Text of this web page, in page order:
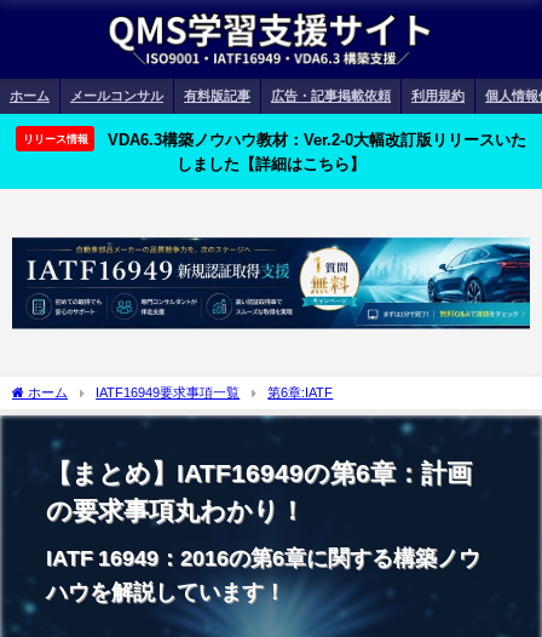
ホーム メールコンサル 有料版記事 広告・記事掲載依頼 利用規約 個人情報
リリース情報
VDA6.3構築ノウハウ教材：Ver.2-0大幅改訂版リリースいた
しました【詳細はこちら】
ホーム IATF16949要求事項一覧 第6章:IATF
【まとめ】IATF16949の第6章：計画
の要求事項丸わかり！
IATF 16949：2016の第6章に関する構築ノウ
ハウを解説しています！